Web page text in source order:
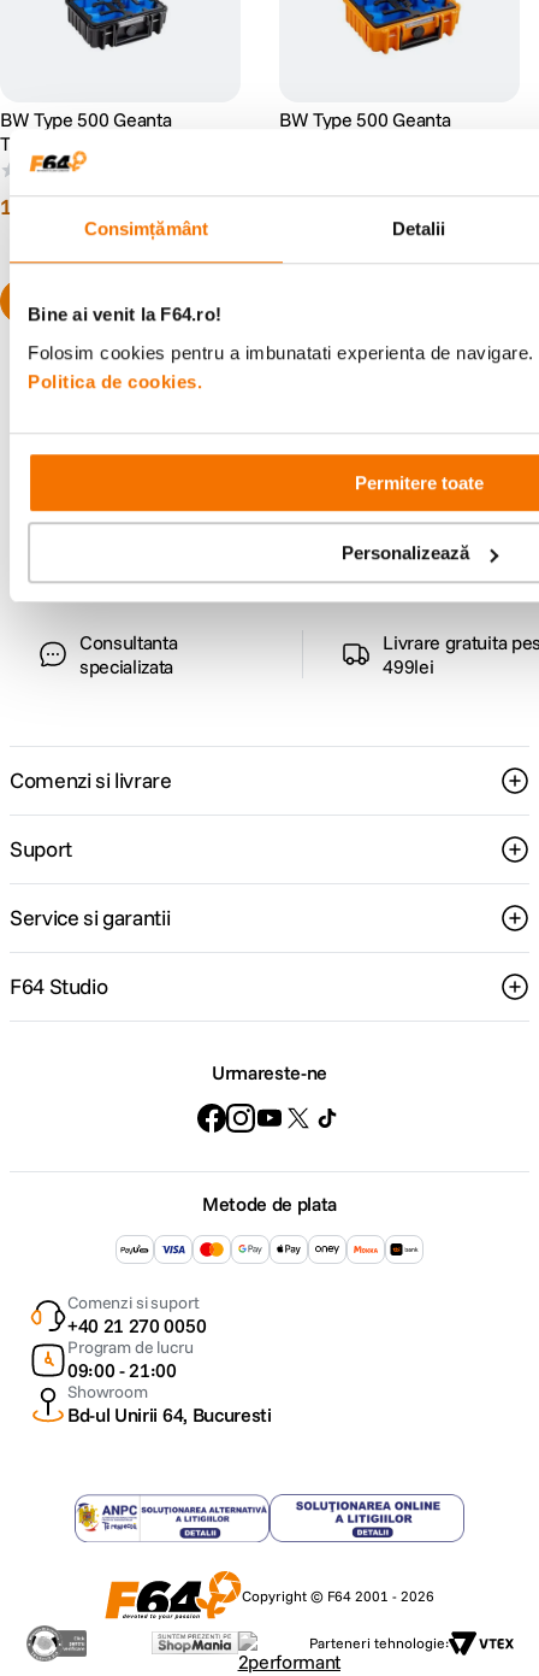
Consimțământ Detalii
Bine ai venit la F64.ro!
Folosim cookies pentru a imbunatati experienta de
Politica de cookies.
Permitere toate
Personalizează
BW Type 500 Geanta
Transport pentru DJI Osmo
Pocket 3 Creator Combo
Negru
199
BW Type 500 Geanta
Portocaliu
Alatura-te comunitatii creatorilor
Descopera inspiratie, recomandari utile,
ghiduri foto-video si oferte pregatite special
pentru tine.
Consultanta
specializata
Livrare gratuita
499lei
Comenzi si livrare
Suport
Service si garantii
F64 Studio
Urmareste-ne
Metode de plata
Comenzi si suport
+40 21 270 0050
Program de lucru
09:00 - 21:00
Showroom
Bd-ul Unirii 64, Bucuresti
Copyright © F64 2001 - 2026
Parteneri tehnologie: